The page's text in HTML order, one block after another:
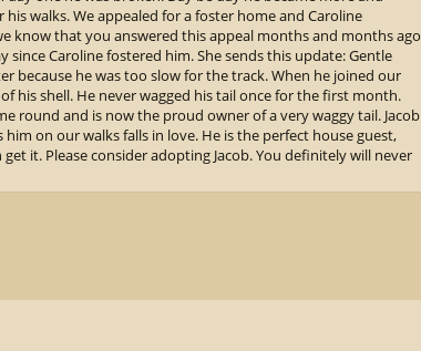
walks. We appealed for a foster home and Caroline
know that you answered this appeal months and months ago
since Caroline fostered him. She sends this update: Gentle
because he was too slow for the track. When he joined our
his shell. He never wagged his tail once for the first month.
round and is now the proud owner of a very waggy tail. Jacob
on our walks falls in love. He is the perfect house guest,
it. Please consider adopting Jacob. You definitely will never